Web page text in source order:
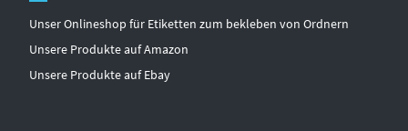
Unser Onlineshop für Etiketten zum bekleben von Ordnern
Unsere Produkte auf Amazon
Unsere Produkte auf Ebay